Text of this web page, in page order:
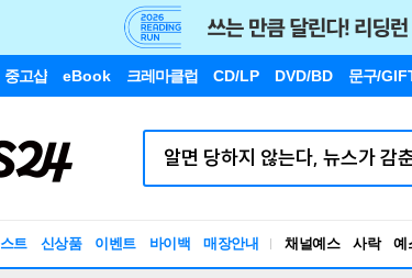
중고샵 eBook 크레마클럽 CD/LP DVD/BD 문구/
트 신상품 이벤트 바이백 매장안내 채널예스 사락 예